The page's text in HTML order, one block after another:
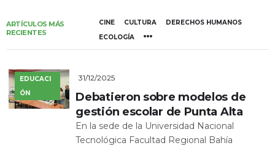
ARTÍCULOS MÁS
RECIENTES
CINE CULTURA
DERECHOS HUMANOS
ECOLOGÍA
EDUCACI
ÓN
31/12/2025
Debatieron sobre modelos de
gestión escolar de Punta Alta
En la sede de la Universidad Nacional
Tecnológica Facultad Regional Bahía